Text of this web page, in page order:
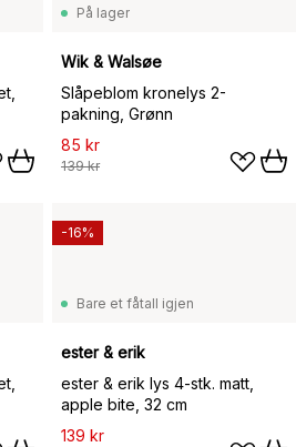
På lager
Wik & Walsøe
Slåpeblom kronelys 2-
pakning, Grønn
85 kr
139 kr
Bare et fåtall igjen
ester & erik
ester & erik lys 4-stk. matt,
apple bite, 32 cm
139 kr
-16%